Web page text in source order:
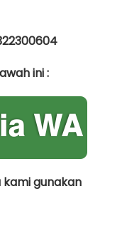
ini :
gunakan